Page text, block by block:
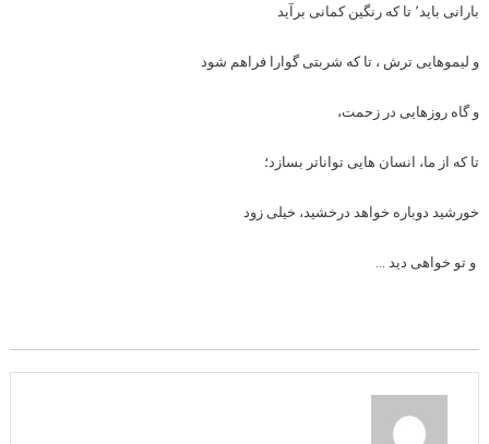
بارانی باید٬ تا که رنگین کمانی برآید
و لیموهایی ترش ، تا که شربتی گوارا فراهم شود
و گاه روزهایی در زحمت،
تا که از ما، انسان هایی تواناتر بسازد؛
خورشید دوباره خواهد درخشید، خیلی زود
و تو خواهی دید …